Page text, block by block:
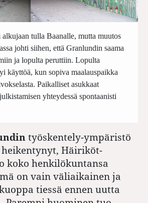
tulla Baanalle, mutta muutos
johti siihen, että Granlundin saama
ja lopulta peruttiin. Lopulta
käyttöä, kun sopiva maalauspaikka
Paikalliset asukkaat
yhteydessä spontaanisti
työskentely-ympäristö
heikentynyt, Häiriköt-
koko henkilökuntansa
on vain väliaikainen ja
tiessä ennen uutta